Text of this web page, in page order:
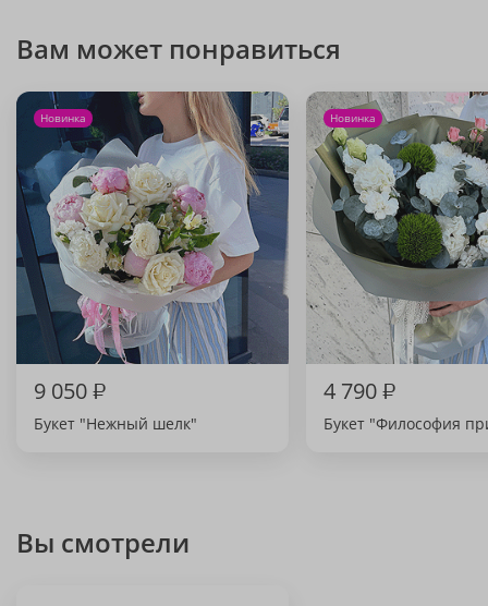
Вам может понравиться
Новинка
9 050₽
Букет "Нежный шелк"
Новинка
4 790₽
Букет "Философия
Вы смотрели